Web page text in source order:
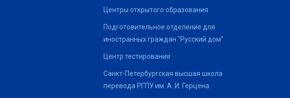
Центры открытого образования
Подготовительное отделение для
иностранных граждан "Русский дом"
Центр тестирования
Санкт-Петербургская высшая школа
перевода РГПУ им. А. И. Герцена